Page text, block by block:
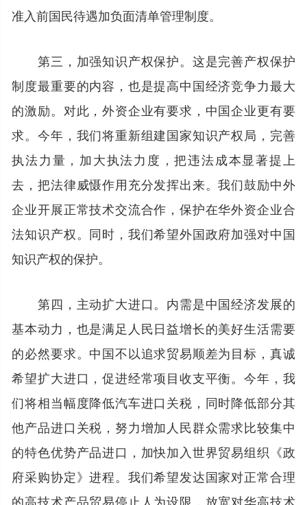
准入前国民待遇加负面清单管理制度。
第三，加强知识产权保护。这是完善产权保护
制度最重要的内容，也是提高中国经济竞争力最大
的激励。对此，外资企业有要求，中国企业更有要
求。今年，我们将重新组建国家知识产权局，完善
执法力量，加大执法力度，把违法成本显著提上
去，把法律威慑作用充分发挥出来。我们鼓励中外
企业开展正常技术交流合作，保护在华外资企业合
法知识产权。同时，我们希望外国政府加强对中国
知识产权的保护。
第四，主动扩大进口。内需是中国经济发展的
基本动力，也是满足人民日益增长的美好生活需要
的必然要求。中国不以追求贸易顺差为目标，真诚
希望扩大进口，促进经常项目收支平衡。今年，我
们将相当幅度降低汽车进口关税，同时降低部分其
他产品进口关税，努力增加人民群众需求比较集中
的特色优势产品进口，加快加入世界贸易组织《政
府采购协定》进程。我们希望发达国家对正常合理
的高技术产品贸易停止人为设限，放宽对华高技术